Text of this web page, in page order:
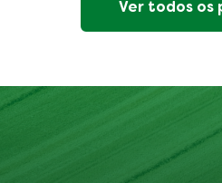
Ver todos os